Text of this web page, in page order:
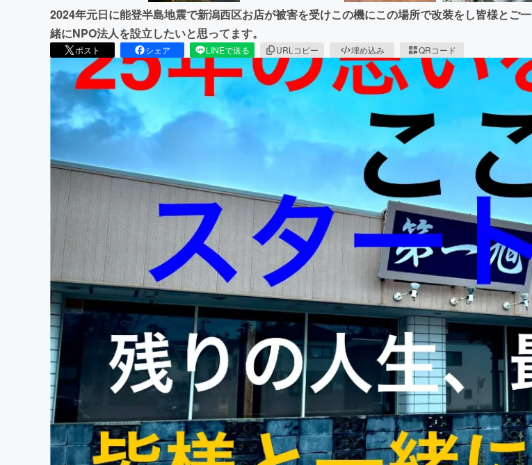
2024年元日に能登半島地震で新潟西区お店が被害を受けこの機にこの場所で改装をし皆様とご一
緒にNPO法人を設立したいと思ってます。
ポスト シェア LINEで送る URLコピー 埋め込み QRコード